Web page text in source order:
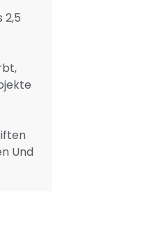
2,5
Und